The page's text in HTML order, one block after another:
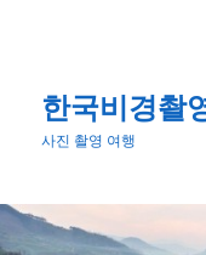
어
넘
한국비경촬
사진 촬영 여행